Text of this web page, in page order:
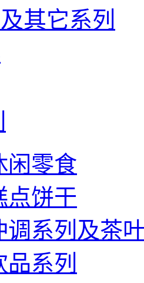
其它系列
闲零食
点饼干
调系列及茶
品系列